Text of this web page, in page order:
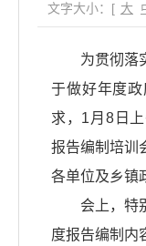
文字大小：[ 大
为贯彻落
于做好年度
求，1月8日
报告编制培训
各单位及乡镇
会上，特
度报告编制内